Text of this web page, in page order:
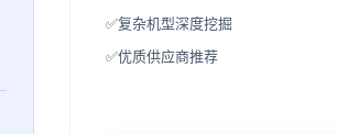
✅复杂机型深度挖掘
✅优质供应商推荐